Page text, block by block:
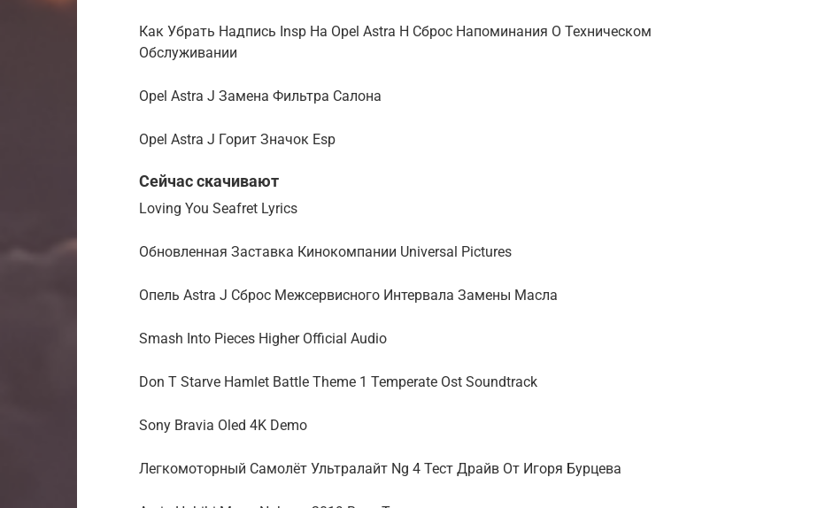
Как Убрать Надпись Insp На Opel Astra H Сброс Напоминания О Техническом
Обслуживании
Opel Astra J Замена Фильтра Салона
Opel Astra J Горит Значок Esp
Сейчас скачивают
Loving You Seafret Lyrics
Обновленная Заставка Кинокомпании Universal Pictures
Опель Astra J Сброс Межсервисного Интервала Замены Масла
Smash Into Pieces Higher Official Audio
Don T Starve Hamlet Battle Theme 1 Temperate Ost Soundtrack
Sony Bravia Oled 4K Demo
Легкомоторный Самолёт Ультралайт Ng 4 Тест Драйв От Игоря Бурцева